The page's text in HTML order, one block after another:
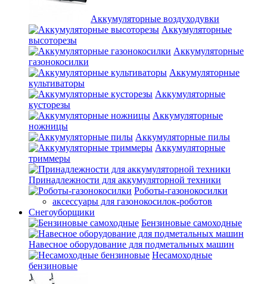
Аккумуляторные воздуходувки
Аккумуляторные
высоторезы
Аккумуляторные
газонокосилки
Аккумуляторные
культиваторы
Аккумуляторные
кусторезы
Аккумуляторные
ножницы
Аккумуляторные пилы
Аккумуляторные
триммеры
Принадлежности для аккумуляторной техники
Роботы-газонокосилки
аксессуары для газонокосилок-роботов
Снегоуборщики
Бензиновые самоходные
Навесное оборудование для подметальных машин
Несамоходные
бензиновые